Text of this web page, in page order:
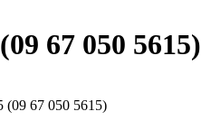
67 050 5615)
(09 67 050 5615)